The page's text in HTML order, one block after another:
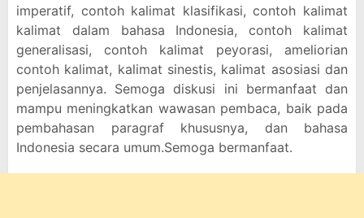
imperatif, contoh kalimat klasifikasi, contoh kalimat
kalimat dalam bahasa Indonesia, contoh kalimat
generalisasi, contoh kalimat peyorasi, ameliorian
contoh kalimat, kalimat sinestis, kalimat asosiasi dan
penjelasannya. Semoga diskusi ini bermanfaat dan
mampu meningkatkan wawasan pembaca, baik pada
pembahasan paragraf khususnya, dan bahasa
Indonesia secara umum.Semoga bermanfaat.